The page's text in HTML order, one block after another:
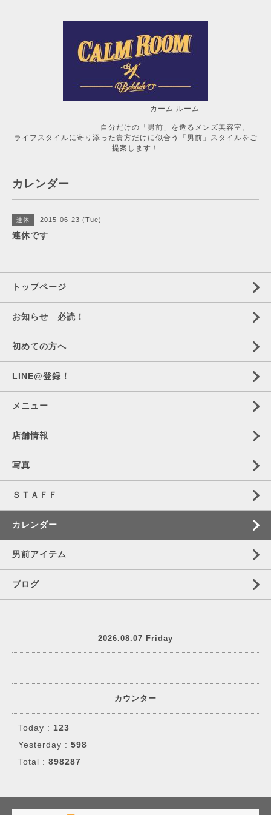
カーム ルーム
自分だけの「男前」を造るメンズ美容室。
ライフスタイルに寄り添った貴方だけに似合う「男前」スタイルをご
提案します！
カレンダー
連休 2015-06-23 (Tue)
連休です
トップページ
お知らせ 必読！
初めての方へ
LINE@登録！
メニュー
店舗情報
写真
ＳＴＡＦＦ
カレンダー
男前アイテム
ブログ
2026.08.07 Friday
カウンター
Today : 123
Yesterday : 598
Total : 898287